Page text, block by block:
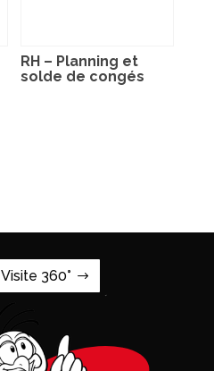
RH – Planning et
solde de congés
Visite 360°